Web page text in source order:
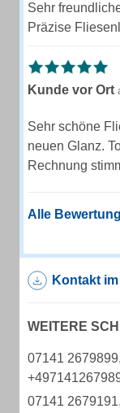
Sehr
Präzise
Kunde vor Ort
Sehr schöne
neuen Glanz.
Rechnung
Alle
Kontakt
WEITERE
07141
07141